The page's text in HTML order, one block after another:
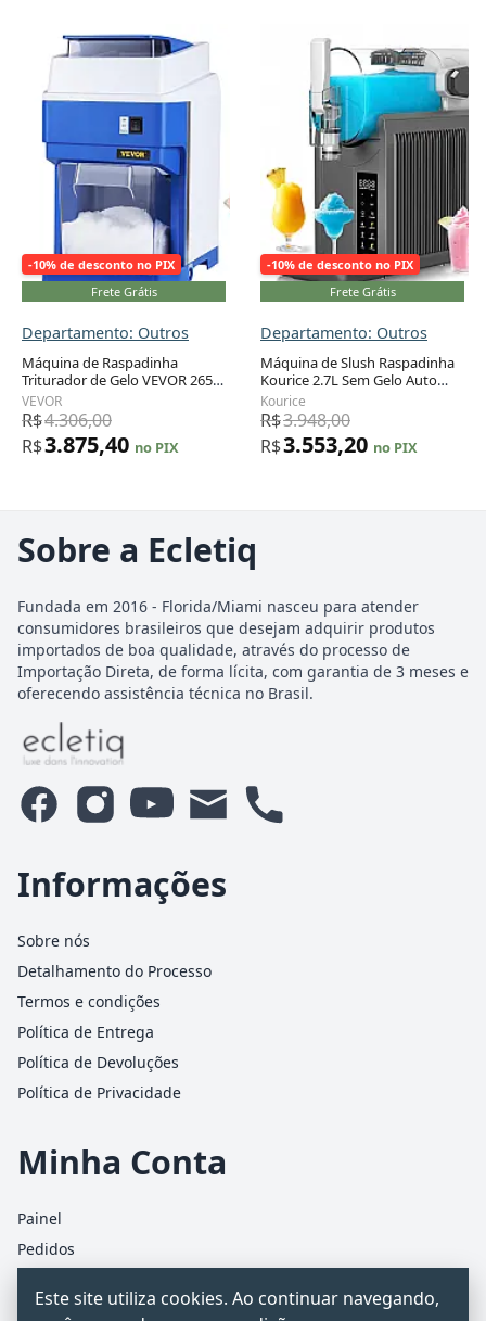
-10% de desconto no PIX
Frete Grátis
Departamento: Outros
Máquina de Raspadinha
Triturador de Gelo VEVOR 265
lbs/h Lâminas Inox 650W
Frozen 110V
VEVOR
R$4.306,00
R$3.875,40 no PIX
-10% de desconto no PIX
Frete Grátis
Departamento: Outros
Máquina de Slush Raspadinha
Kourice 2.7L Sem Gelo Auto
Limpeza LED 6 Programas 110V
Kourice
R$3.948,00
R$3.553,20 no PIX
Sobre a Ecletiq
Fundada em 2016 - Florida/Miami nasceu para atender
consumidores brasileiros que desejam adquirir produtos
importados de boa qualidade, através do processo de
Importação Direta, de forma lícita, com garantia de 3 meses e
oferecendo assistência técnica no Brasil.
Informações
Sobre nós
Detalhamento do Processo
Termos e condições
Política de Entrega
Política de Devoluções
Política de Privacidade
Minha Conta
Painel
Pedidos
Carrinho
Este site utiliza cookies. Ao continuar navegando,